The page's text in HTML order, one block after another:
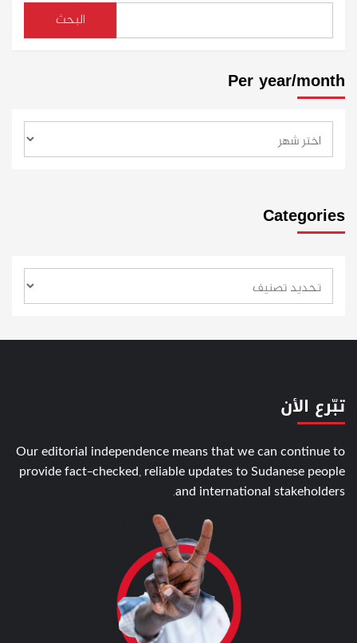
البحث
Per year/month
Categories
تبّرع الأن
Our editorial independence means that we can continue to
provide fact-checked, reliable updates to Sudanese people
and international stakeholders.